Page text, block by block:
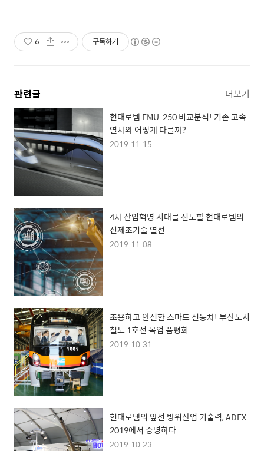
6 구독하기
관련글 더보기
현대로템 EMU-250 비교분석! 기존 고속
열차와 어떻게 다를까?
2019.11.15
4차 산업혁명 시대를 선도할 현대로템의
신제조기술 열전
2019.11.08
조용하고 안전한 스마트 전동차! 부산도시
철도 1호선 목업 품평회
2019.10.31
현대로템의 앞선 방위산업 기술력, ADEX
2019에서 증명하다
2019.10.23